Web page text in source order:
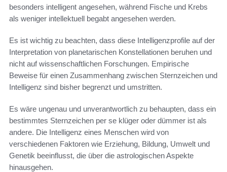
besonders intelligent angesehen, während Fische und Krebs
als weniger intellektuell begabt angesehen werden.
Es ist wichtig zu beachten, dass diese Intelligenzprofile auf der
Interpretation von planetarischen Konstellationen beruhen und
nicht auf wissenschaftlichen Forschungen. Empirische
Beweise für einen Zusammenhang zwischen Sternzeichen und
Intelligenz sind bisher begrenzt und umstritten.
Es wäre ungenau und unverantwortlich zu behaupten, dass ein
bestimmtes Sternzeichen per se klüger oder dümmer ist als
andere. Die Intelligenz eines Menschen wird von
verschiedenen Faktoren wie Erziehung, Bildung, Umwelt und
Genetik beeinflusst, die über die astrologischen Aspekte
hinausgehen.